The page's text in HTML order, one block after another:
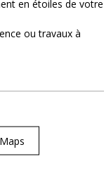
en étoiles de votre
ou travaux à